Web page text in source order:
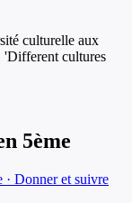
culturelle aux
cultures
5ème
Donner et suivre